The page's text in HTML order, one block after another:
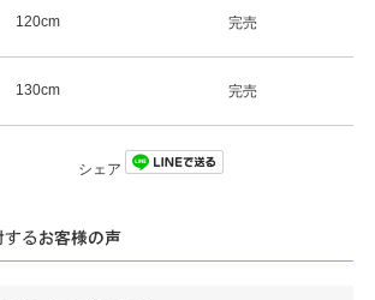
120cm 完売
130cm 完売
シェア